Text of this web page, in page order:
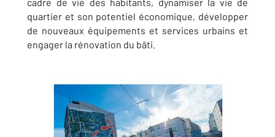
quartier et son potentiel économique, développer
de nouveaux équipements et services urbains et
engager la rénovation du bâti.